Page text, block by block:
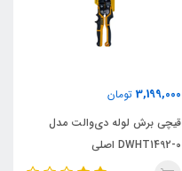
3,199,000 تومان
قیچی برش لوله دی‌والت مدل
DWHT1492-0 اصلی